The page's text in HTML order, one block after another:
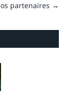
partenaires →